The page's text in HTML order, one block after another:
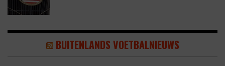
BUITENLANDS VOETBALNIEUWS